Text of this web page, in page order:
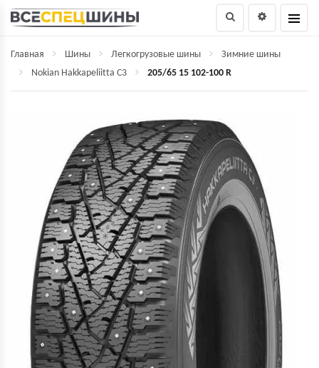
Главная Шины Легкогрузовые шины
Зимние шины
Nokian Hakkapeliitta C3
205/65 15 102-100 R